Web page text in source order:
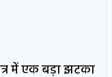
में एक बड़ा झटका